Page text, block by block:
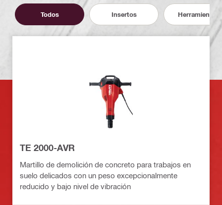
Todos Insertos Herramientas
TE 2000-AVR
Martillo de demolición de concreto para trabajos en
suelo delicados con un peso excepcionalmente
reducido y bajo nivel de vibración